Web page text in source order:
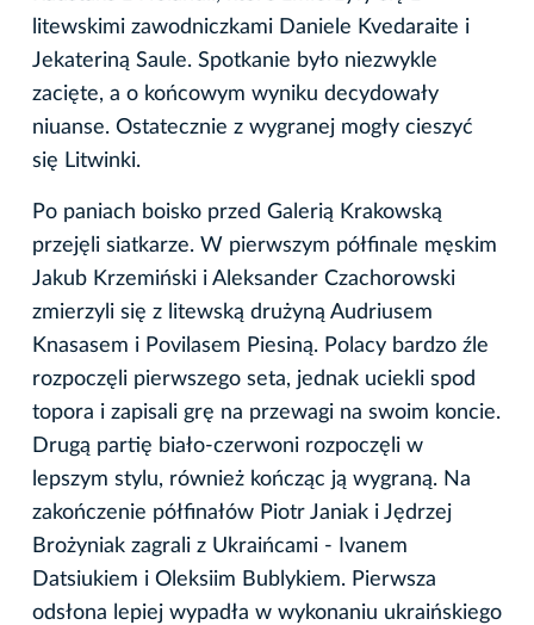
litewskimi zawodniczkami Daniele Kvedaraite i
Jekateriną Saule. Spotkanie było niezwykle
zacięte, a o końcowym wyniku decydowały
niuanse. Ostatecznie z wygranej mogły cieszyć
się Litwinki.
Po paniach boisko przed Galerią Krakowską
przejęli siatkarze. W pierwszym półfinale męskim
Jakub Krzemiński i Aleksander Czachorowski
zmierzyli się z litewską drużyną Audriusem
Knasasem i Povilasem Piesiną. Polacy bardzo źle
rozpoczęli pierwszego seta, jednak uciekli spod
topora i zapisali grę na przewagi na swoim koncie.
Drugą partię biało-czerwoni rozpoczęli w
lepszym stylu, również kończąc ją wygraną. Na
zakończenie półfinałów Piotr Janiak i Jędrzej
Brożyniak zagrali z Ukraińcami - Ivanem
Datsiukiem i Oleksiim Bublykiem. Pierwsza
odsłona lepiej wypadła w wykonaniu ukraińskiego